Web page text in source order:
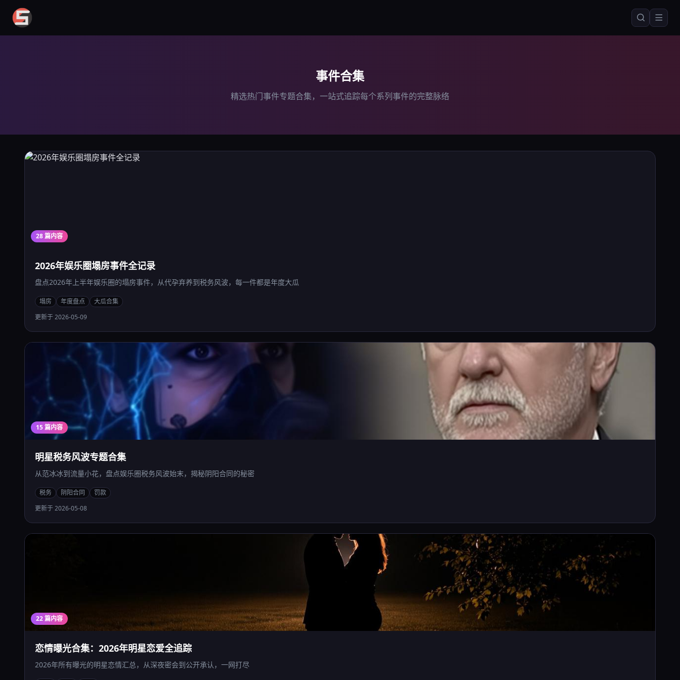
事件合集
精选热门事件专题合集，一站式追踪每个系列事件的完整脉络
28 篇内容
2026年娱乐圈塌房事件全记录
盘点2026年上半年娱乐圈的塌房事件，从代孕弃养到税务风波，每一件都是年度大瓜
塌房 年度盘点
大瓜合集
更新于 2026-05-09
15 篇内容
明星税务风波专题合集
从范冰冰到流量小花，盘点娱乐圈税务风波始末，揭秘阴阳合同的秘密
税务 阴阳合同
罚款
更新于 2026-05-08
22 篇内容
恋情曝光合集：2026年明星恋爱全追踪
2026年所有曝光的明星恋情汇总，从深夜密会到公开承认，一网打尽